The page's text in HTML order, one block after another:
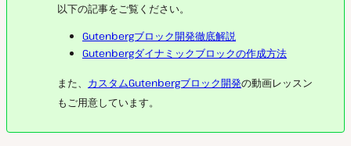
以下の記事をご覧ください。
Gutenbergブロック開発徹底解説
Gutenbergダイナミックブロックの作成方法
また、 カスタムGutenbergブロック開発の動画レッスン
もご用意しています。